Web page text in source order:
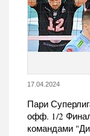
17.04.2024
Пари
офф. 1/2
командами